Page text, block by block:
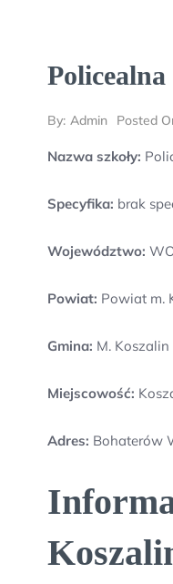
Policealna
By: Admin Posted
Nazwa szkoły:
Specyfika: brak
Województwo:
Powiat: Powiat m.
Gmina: M. Koszalin
Miejscowość:
Adres: Bohaterów